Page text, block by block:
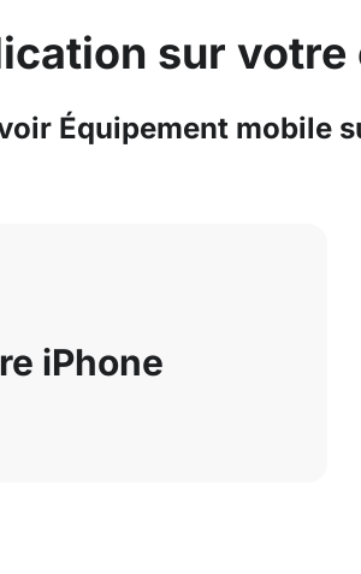
sur votre
Équipement mobile
iPhone